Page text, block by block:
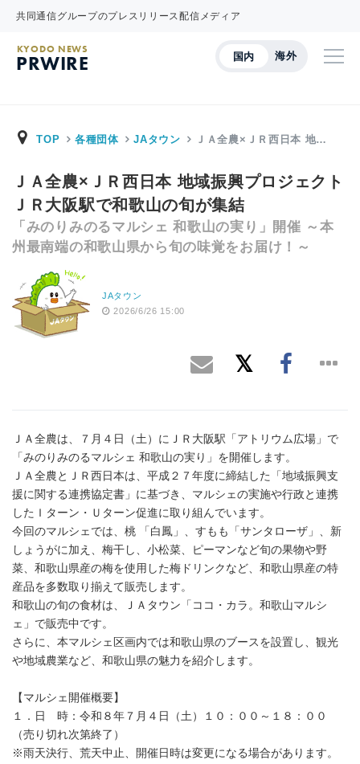
共同通信グループのプレスリリース配信メディア
国内 海外
KYODO NEWS
PRWIRE
TOP 各種団体 JAタウン ＪＡ全農×ＪＲ西日本 地…
ＪＡ全農×ＪＲ西日本 地域振興プロジェクト
ＪＲ大阪駅で和歌山の旬が集結
「みのりみのるマルシェ 和歌山の実り」開催 ～本
州最南端の和歌山県から旬の味覚をお届け！～
JAタウン
2026/6/26 15:00
ＪＡ全農は、７月４日（土）にＪＲ大阪駅「アトリウム広場」で
「みのりみのるマルシェ 和歌山の実り」を開催します。
ＪＡ全農とＪＲ西日本は、平成２７年度に締結した「地域振興支
援に関する連携協定書」に基づき、マルシェの実施や行政と連携
したＩターン・Ｕターン促進に取り組んでいます。
今回のマルシェでは、桃 「白鳳」、すもも「サンタローザ」、新
しょうがに加え、梅干し、小松菜、ピーマンなど旬の果物や野
菜、和歌山県産の梅を使用した梅ドリンクなど、和歌山県産の特
産品を多数取り揃えて販売します。
和歌山の旬の食材は、ＪＡタウン「ココ・カラ。和歌山マルシ
ェ」で販売中です。
さらに、本マルシェ区画内では和歌山県のブースを設置し、観光
や地域農業など、和歌山県の魅力を紹介します。
【マルシェ開催概要】
１．日 時：令和８年７月４日（土）１０：００～１８：００
（売り切れ次第終了）
※雨天決行、荒天中止、開催日時は変更になる場合があります。